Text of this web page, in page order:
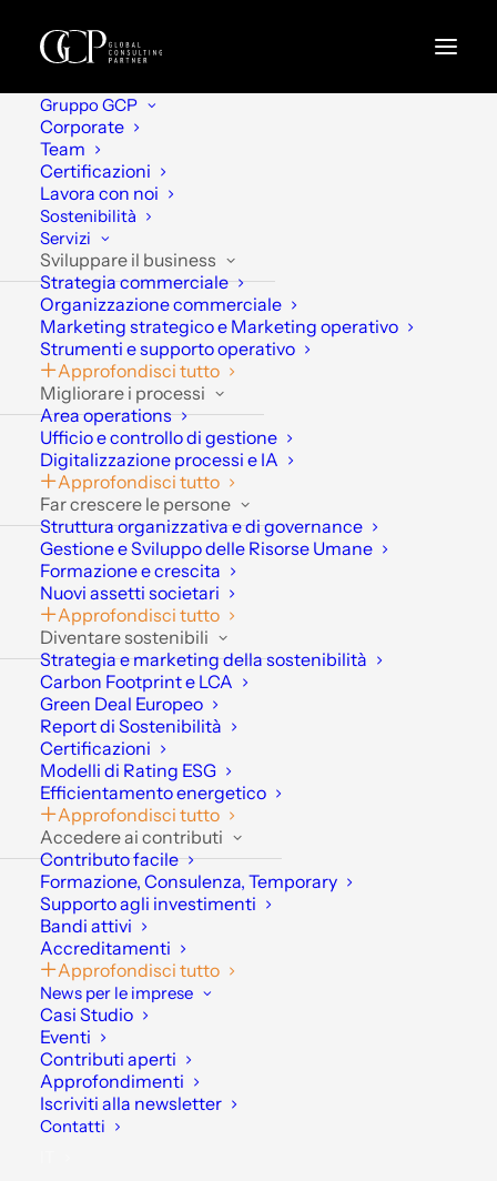
Gruppo GCP
Corporate
Team
Certificazioni
Lavora con noi
Sostenibilità
Servizi
Sviluppare il business
Strategia commerciale
Organizzazione commerciale
Marketing strategico e Marketing operativo
Strumenti e supporto operativo
Approfondisci tutto
Migliorare i processi
Area operations
Ufficio e controllo di gestione
Digitalizzazione processi e IA
Approfondisci tutto
Far crescere le persone
Struttura organizzativa e di governance
Gestione e Sviluppo delle Risorse Umane
Formazione e crescita
Nuovi assetti societari
Approfondisci tutto
Diventare sostenibili
Strategia e marketing della sostenibilità
Carbon Footprint e LCA
Green Deal Europeo
Report di Sostenibilità
Certificazioni
Modelli di Rating ESG
Efficientamento energetico
Approfondisci tutto
Accedere ai contributi
Contributo facile
Formazione, Consulenza, Temporary
Supporto agli investimenti
Bandi attivi
Accreditamenti
Approfondisci tutto
News per le imprese
Casi Studio
Eventi
Contributi aperti
Approfondimenti
Iscriviti alla newsletter
Contatti
« Tutti gli Eventi
Questo evento è passato.
Nuova ISO 14001: cosa cambia
per le imprese e come
prepararsi
4 Giugno 2026 | 12:00-13:00
PARTECIPAZIONE GRATUITA
Lanorma UNI ISO 14001è oggi uno degli standard più
diffusi per la gestione ambientale e rappresenta
spesso il primo passo nel percorso di sostenibilità delle
aziende.
Dopo oltre 10 anni, con l’aggiornamento previsto per il
2026, lo standard si evolve rafforzando il focus su
transizione ecologica,riduzione degli impatti
ambientalie temi come
decarbonizzazione.
Il webinar offrirà una
panoramica chiara e
operativa sulle principali
novità della UNI ISO
14001:2026 e sugli impatti
che queste avranno sulle
aziende.